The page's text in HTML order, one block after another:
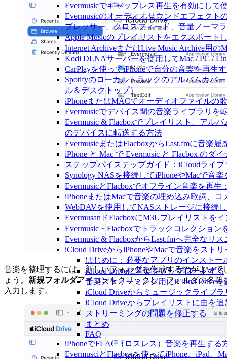
Evermusicでギャップレス再生を有効にして
Evermusicのオーディオサウンドエフェク
プレッサー、クロスフィード、音量ノーマ
Apple Musicのプレイリストをエクスポート
Internet ArchiveまたはLive Music Archive用
Kodi DLNAサーバーを使用してMac / PC /
CarPlayを使ってiPhoneで自分の音楽を再生
Spotifyのローカルトラックのアルバムカバ
ル＆デスクトップ）
iPhoneまたはMACでオーディオファイルの
Evermusicでデバイス間の音楽ライブラリ
Evermusic & Flacboxでプレイリスト、アル
のデバイスに転送する方法
EvermusieまたはFlacboxからLast.fmに音楽
iPhone と Mac で Evermusic と Flacbox の
ステップバイステップガイド：iCloudライ
Synology NASを接続してiPhoneやMacで音
EvermusicとFlacboxでオフライン音楽を再
iPhoneまたはMacで音楽の埋め込み歌詞、
WebDAVを使用してNASストレージに接続
EvermusanドFlacboxにM3Uプレイリストを
Evermusic・Flacboxでトラックコレクショ
Evermusic & FlacboxからLast.fmへ完全なリ
iCloud DriveからiPhoneやMacで音楽をスト
はじめに：必要なアプリのインストー
iCloud Driveに音楽をアップロードする
音楽ストリーミング用にiCloud Driveを
iCloud Driveからミュージックライブ
iCloud Driveからプレイリストに曲を追
ストリーミングの問題を修正する
まとめ
FAQ
iPhoneでFLAC（ロスレス）音楽を再生する
EvermusciとFlacboxを使ってiPhone、iPad
音楽を整理するには、新しいフォルダを作成するのがよいで
ょう。 新規フォルダアイコンをクリックし、フォルダの名前
入力します。